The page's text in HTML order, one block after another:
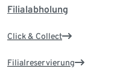
Filialabholung
Click & Collect
Filialreservierung